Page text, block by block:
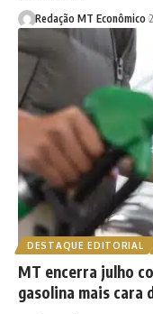
Redação MT Econômico
DESTAQUE EDITORIAL
MT encerra julho
gasolina mais cara